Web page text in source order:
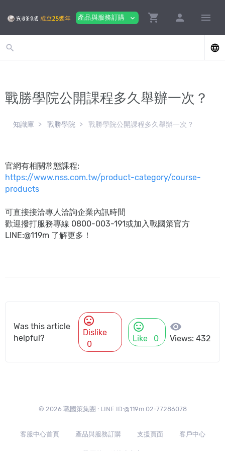
產品與服務訂購 expand_more shopping_cart person menu
search language
戰勝學院公開課程多久舉辦一次？
知識庫 戰勝學院 戰勝學院公開課程多久舉辦一次？
官網有相關常態課程:
https://www.nss.com.tw/product-category/course-
products
可直接接洽專人洽詢企業內訊時間
歡迎撥打服務專線 0800-003-191或加入戰國策官方
LINE:@119m 了解更多！
Was this article
helpful?
mood_bad
Dislike
0
mood
Like 0
visibility
Views: 432
© 2026 戰國策集團 : LINE ID:@119m 02-77286078
客服中心首頁 產品與服務訂購 支援頁面 客戶中心